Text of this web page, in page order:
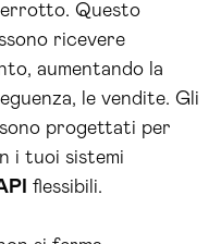
Questo
ricevere
aumentando la
le vendite. Gli
progettati per
i tuoi sistemi
flessibili.